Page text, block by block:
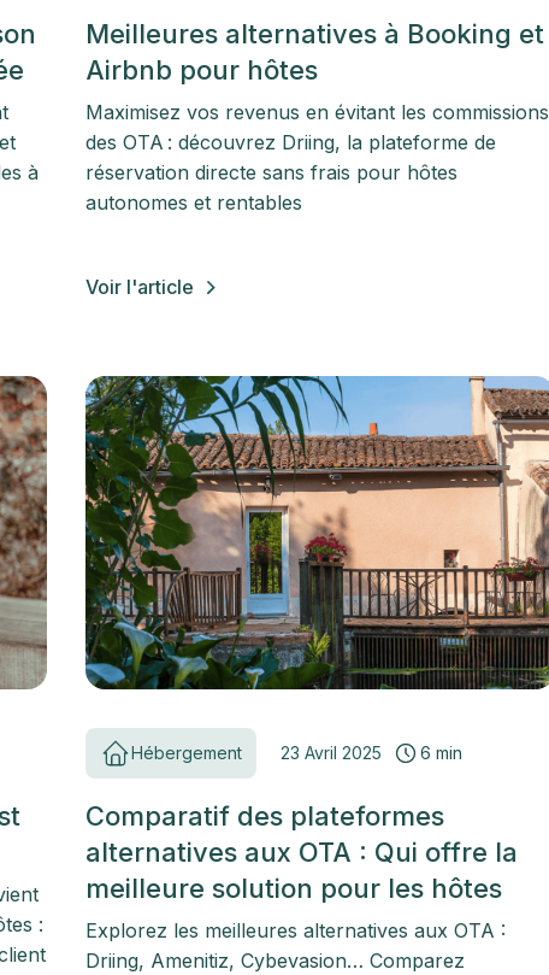
à
Meilleures alternatives à Booking et
Airbnb pour hôtes
Maximisez vos revenus en évitant les commissions
des OTA : découvrez Driing, la plateforme de
réservation directe sans frais pour hôtes
autonomes et rentables
Voir l'article
:
Hébergement 23 Avril 2025 6 min
Comparatif des plateformes
alternatives aux OTA : Qui offre la
meilleure solution pour les hôtes
Explorez les meilleures alternatives aux OTA :
Driing, Amenitiz, Cybevasion… Comparez